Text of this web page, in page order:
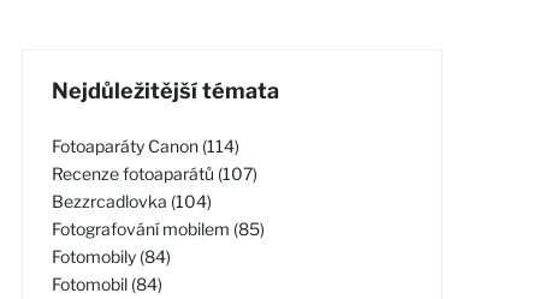
Nejdůležitější témata
Fotoaparáty Canon (114)
Recenze fotoaparátů (107)
Bezzrcadlovka (104)
Fotografování mobilem (85)
Fotomobily (84)
Fotomobil (84)